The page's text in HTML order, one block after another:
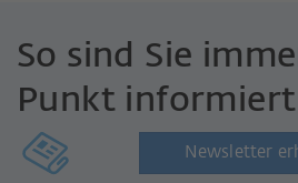
So sind Sie
Punkt
Newsletter